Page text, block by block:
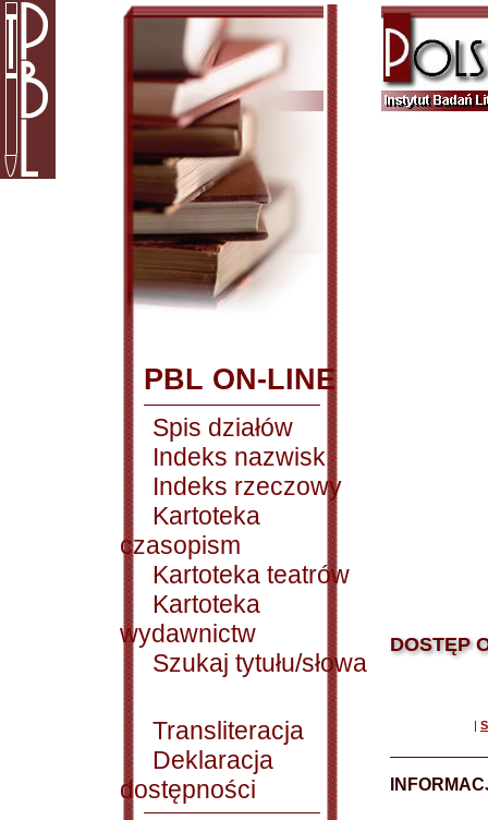
PBL ON-LINE
Spis działów
Indeks nazwisk
Indeks rzeczowy
Kartoteka
czasopism
Kartoteka teatrów
Kartoteka
wydawnictw
Szukaj tytułu/słowa
Transliteracja
Deklaracja
dostępności
DOSTĘP
|